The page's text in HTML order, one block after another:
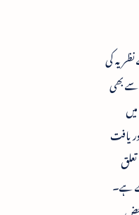
کی
بھی
میں
ہے۔